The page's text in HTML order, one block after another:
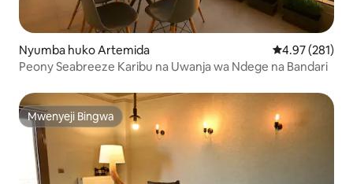
Nyumba huko Artemida Ukadiriaji wa
4.97 (281)
Peony Seabreeze Karibu na Uwanja wa Ndege na Bandari
Mwenyeji Bingwa
Mwenyeji Bingwa